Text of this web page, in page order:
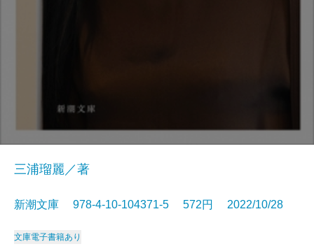
三浦瑠麗／著
新潮文庫 978-4-10-104371-5 572円 2022/10/28
文庫電子書籍あり